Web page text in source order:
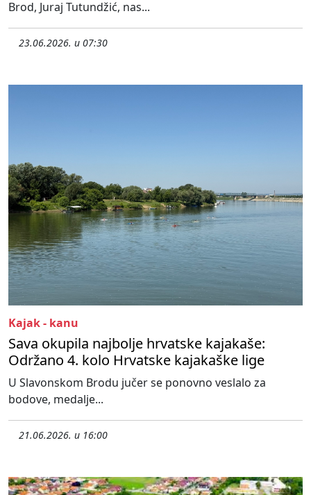
Brod, Juraj Tutundžić, nas...
23.06.2026. u 07:30
Kajak - kanu
Sava okupila najbolje hrvatske kajakaše:
Održano 4. kolo Hrvatske kajakaške lige
U Slavonskom Brodu jučer se ponovno veslalo za
bodove, medalje...
21.06.2026. u 16:00